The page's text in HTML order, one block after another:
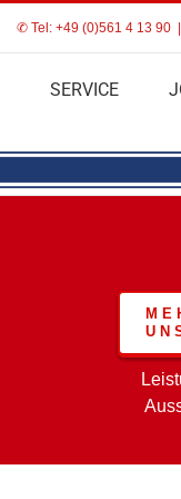
✆ Tel: +49 (0)561 4 13 90
SERVICE